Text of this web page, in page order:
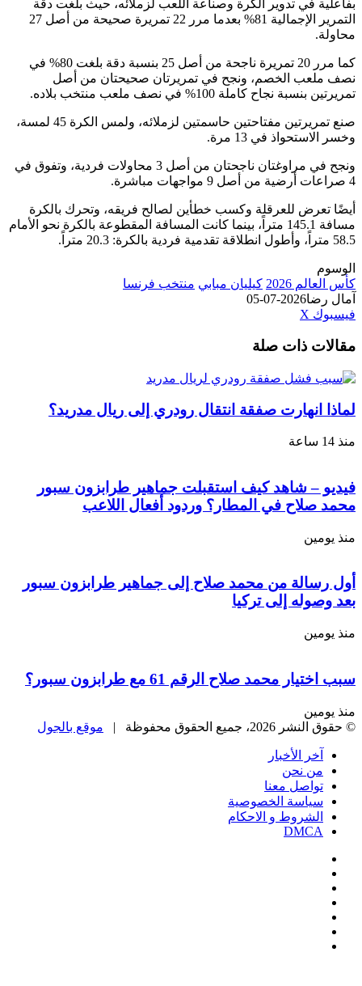
بفاعلية في تدوير الكرة وصناعة اللعب لزملائه، حيث بلغت دقة
التمرير الإجمالية 81% بعدما مرر 22 تمريرة صحيحة من أصل 27
محاولة.
كما مرر 20 تمريرة ناجحة من أصل 25 بنسبة دقة بلغت 80% في
نصف ملعب الخصم، ونجح في تمريرتان صحيحتان من أصل
تمريرتين بنسبة نجاح كاملة 100% في نصف ملعب منتخب بلاده.
صنع تمريرتين مفتاحتين حاسمتين لزملائه، ولمس الكرة 45 لمسة،
وخسر الاستحواذ في 13 مرة.
ونجح في مراوغتان ناجحتان من أصل 3 محاولات فردية، وتفوق في
4 صراعات أرضية من أصل 9 مواجهات مباشرة.
أيضًا تعرض للعرقلة وكسب خطأين لصالح فريقه، وتحرك بالكرة
مسافة 145.1 متراً، بينما كانت المسافة المقطوعة بالكرة نحو الأمام
58.5 متراً، وأطول انطلاقة تقدمية فردية بالكرة: 20.3 متراً.
الوسوم
كأس العالم 2026
كيليان مبابي منتخب فرنسا
آمال رضا2026-07-05
فيسبوك ‫X
البريد
مقالات ذات صلة
لماذا انهارت صفقة انتقال رودري إلى ريال مدريد؟
منذ 14 ساعة
فيديو – شاهد كيف استقبلت جماهير طرابزون سبور
محمد صلاح في المطار؟ وردود أفعال اللاعب
منذ يومين
أول رسالة من محمد صلاح إلى جماهير طرابزون سبور
بعد وصوله إلى تركيا
منذ يومين
سبب اختيار محمد صلاح الرقم 61 مع طرابزون سبور؟
منذ يومين
© حقوق النشر 2026، جميع الحقوق محفوظة |
موقع بالجول
آخر الأخبار
من نحن
تواصل معنا
سياسة الخصوصية
الشروط و الاحكام
DMCA